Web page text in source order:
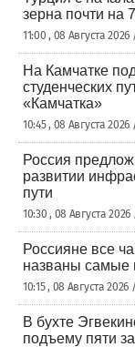
зерна почти на
11:00 , 08 Августа
На Камчатке
студенческих
«Камчатка»
10:45 , 08 Августа
Россия
развитии
пути
10:30 , 08 Августа
Россияне все
названы самые
10:15 , 08 Августа
В бухте
подъему пяти